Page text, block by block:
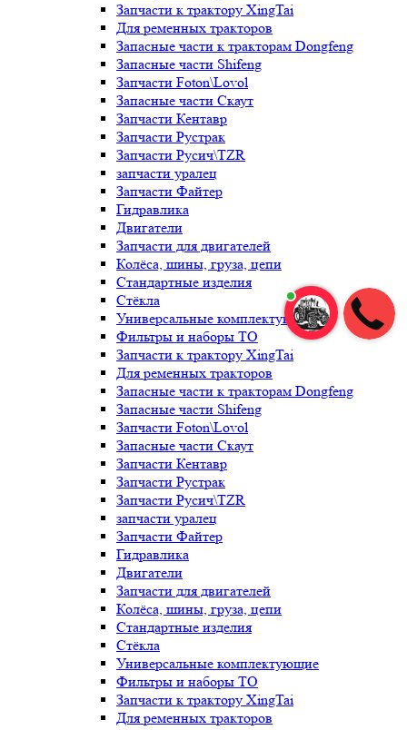
Запчасти к трактору XingTai
Для ременных тракторов
Запасные части к тракторам Dongfeng
Запасные части Shifeng
Запчасти Foton\Lovol
Запасные части Скаут
Запчасти Кентавр
Запчасти Рустрак
Запчасти Русич\TZR
запчасти уралец
Запчасти Файтер
Гидравлика
Двигатели
Запчасти для двигателей
Колёса, шины, груза, цепи
Стандартные изделия
Стёкла
Универсальные комплектующие
Фильтры и наборы ТО
Запчасти к трактору XingTai
Для ременных тракторов
Запасные части к тракторам Dongfeng
Запасные части Shifeng
Запчасти Foton\Lovol
Запасные части Скаут
Запчасти Кентавр
Запчасти Рустрак
Запчасти Русич\TZR
запчасти уралец
Запчасти Файтер
Гидравлика
Двигатели
Запчасти для двигателей
Колёса, шины, груза, цепи
Стандартные изделия
Стёкла
Универсальные комплектующие
Фильтры и наборы ТО
Запчасти к трактору XingTai
Для ременных тракторов